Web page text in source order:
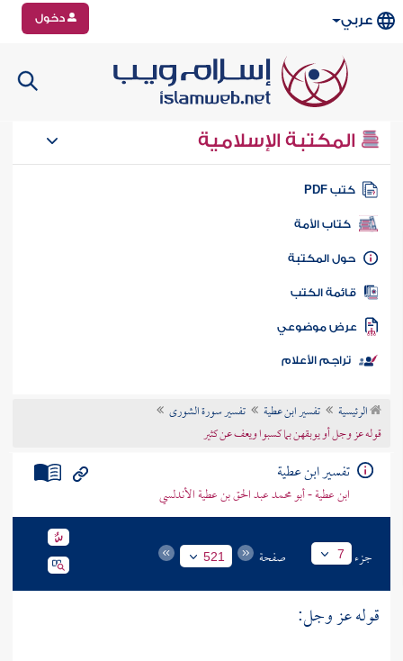
عربي دخول
المكتبة الإسلامية
كتب PDF
كتاب الأمة
المكتبة
الكتب
موضوعي
تراجم الأعلام
الرئيسية تفسير ابن عطية
تفسير سورة الشورى
قوله عز وجل أو يوبقهن بما كسبوا ويعف عن كثير
تفسير ابن عطية
ابن عطية - أبو محمد عبد الحق بن عطية الأندلسي
جزء 7 صفحة 521
قوله عز وجل: